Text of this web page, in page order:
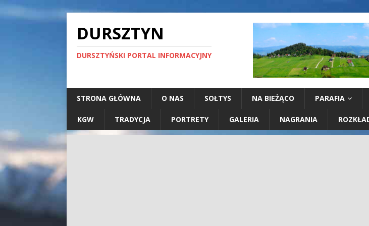
DURSZTYN
DURSZTYŃSKI PORTAL INFORMACYJNY
STRONA GŁÓWNA O NAS SOŁTYS NA BIEŻĄCO PARAFIA
KGW TRADYCJA PORTRETY GALERIA NAGRANIA